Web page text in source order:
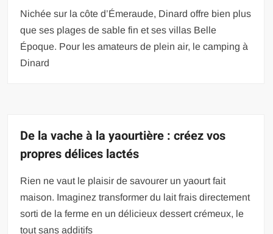
Nichée sur la côte d’Émeraude, Dinard offre bien plus
que ses plages de sable fin et ses villas Belle
Époque. Pour les amateurs de plein air, le camping à
Dinard
De la vache à la yaourtière : créez vos
propres délices lactés
Rien ne vaut le plaisir de savourer un yaourt fait
maison. Imaginez transformer du lait frais directement
sorti de la ferme en un délicieux dessert crémeux, le
tout sans additifs